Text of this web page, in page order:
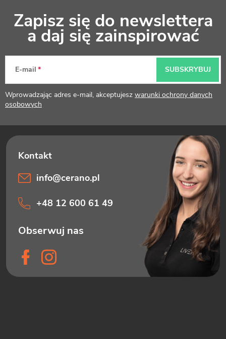
k
a
Zapisz się do newslettera
a daj się zainspirować
E-mail
Wprowadzając adres e-mail, akceptujesz warunki ochrony danych
osobowych
SUBSKRYBUJ
info@cerano.pl
+48 12 600 61 49